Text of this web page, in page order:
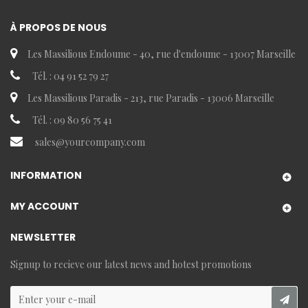
À PROPOS DE NOUS
Les Massilious Endoume - 40, rue d'endoume - 13007 Marseille
Tél. : 04 91 52 79 27
Les Massilious Paradis - 213, rue Paradis - 13006 Marseille
Tél. : 09 80 56 75 41
sales@yourcompany.com
INFORMATION
MY ACCOUNT
NEWSLETTER
Signup to recieve our latest news and hotest promotions